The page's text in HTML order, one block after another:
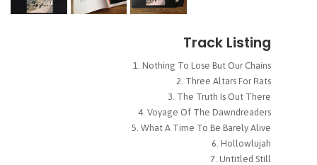
Track Listing
Nothing To Lose But Our Chains
Three Altars For Rats
The Truth Is Out There
Voyage Of The Dawndreaders
What A Time To Be Barely Alive
Hollowlujah
Untitled Still